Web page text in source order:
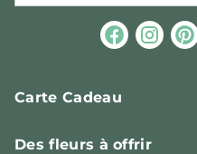
Carte Cadeau
Des fleurs à offrir